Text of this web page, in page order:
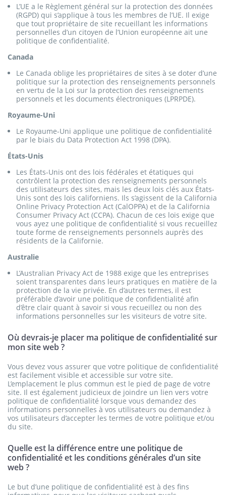
L’UE a le Règlement général sur la protection des données
(RGPD) qui s’applique à tous les membres de l’UE. Il exige
que tout propriétaire de site recueillant les informations
personnelles d’un citoyen de l’Union européenne ait une
politique de confidentialité.
Canada
Le Canada oblige les propriétaires de sites à se doter d’une
politique sur la protection des renseignements personnels
en vertu de la Loi sur la protection des renseignements
personnels et les documents électroniques (LPRPDE).
Royaume-Uni
Le Royaume-Uni applique une politique de confidentialité
par le biais du Data Protection Act 1998 (DPA).
États-Unis
Les États-Unis ont des lois fédérales et étatiques qui
contrôlent la protection des renseignements personnels
des utilisateurs des sites, mais les deux lois clés aux États-
Unis sont des lois californiens. Ils s’agissent de la California
Online Privacy Protection Act (CalOPPA) et de la California
Consumer Privacy Act (CCPA). Chacun de ces lois exige que
vous ayez une politique de confidentialité si vous recueillez
toute forme de renseignements personnels auprès des
résidents de la Californie.
Australie
L’Australian Privacy Act de 1988 exige que les entreprises
soient transparentes dans leurs pratiques en matière de la
protection de la vie privée. En d’autres termes, il est
préférable d’avoir une politique de confidentialité afin
d’être clair quant à savoir si vous recueillez ou non des
informations personnelles sur les visiteurs de votre site.
Où devrais-je placer ma politique de confidentialité sur
mon site web ?
Vous devez vous assurer que votre politique de confidentialité
est facilement visible et accessible sur votre site.
L’emplacement le plus commun est le pied de page de votre
site. Il est également judicieux de joindre un lien vers votre
politique de confidentialité lorsque vous demandez des
informations personnelles à vos utilisateurs ou demandez à
vos utilisateurs d’accepter les termes de votre politique et/ou
du site.
Quelle est la différence entre une politique de
confidentialité et les conditions générales d’un site
web ?
Le but d’une politique de confidentialité est à des fins